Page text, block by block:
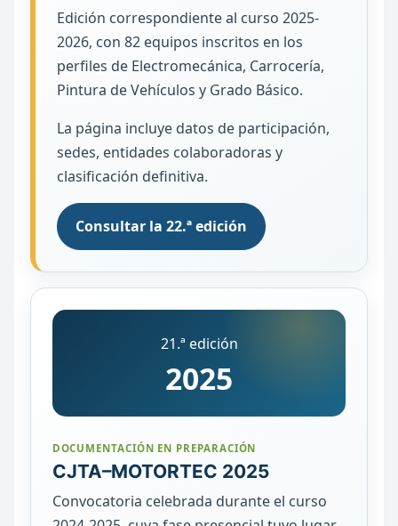
Edición correspondiente al curso 2025-
2026, con 82 equipos inscritos en los
perfiles de Electromecánica, Carrocería,
Pintura de Vehículos y Grado Básico.
La página incluye datos de participación,
sedes, entidades colaboradoras y
clasificación definitiva.
Consultar la 22.ª edición
21.ª edición
2025
DOCUMENTACIÓN EN PREPARACIÓN
CJTA–MOTORTEC 2025
Convocatoria celebrada durante el curso